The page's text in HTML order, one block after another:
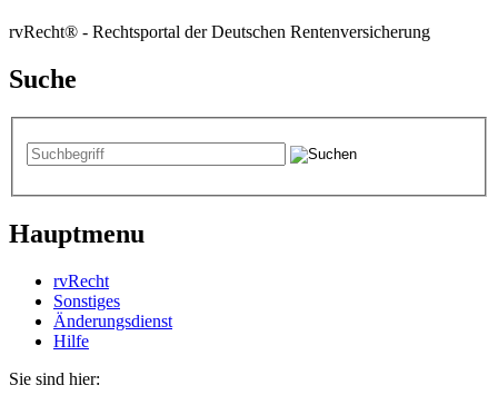
rvRecht® - Rechtsportal der Deutschen Rentenversicherung
Suche
Hauptmenu
rvRecht
Sonstiges
Änderungsdienst
Hil­fe
Sie sind hier: